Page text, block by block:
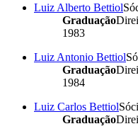
Luiz Alberto Bettiol
Graduação
1983
Luiz Antonio Bettiol
Graduação
1984
Luiz Carlos Bettiol
Graduação